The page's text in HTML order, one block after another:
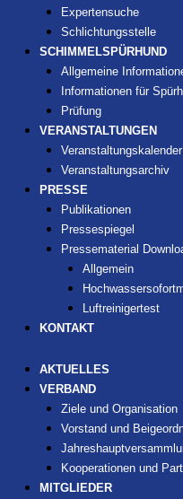
Expertensuche
Schlichtungsstelle
SCHIMMELSPÜRHUND
Allgemeine
Informationen für
Prüfung
VERANSTALTUNGEN
Veranstaltungskalender
Veranstaltungsarchiv
PRESSE
Publikationen
Pressespiegel
Pressematerial
Allgemein
Luftreinigertest
KONTAKT
AKTUELLES
VERBAND
Ziele und Organisation
Vorstand und
Kooperationen und
MITGLIEDER